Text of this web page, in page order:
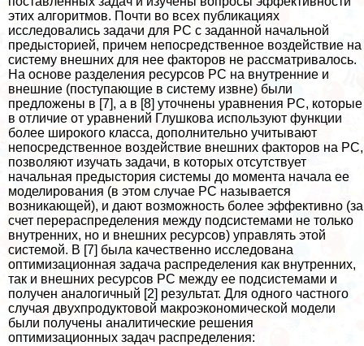
этих алгоритмов. Почти во всех публикациях
исследовались задачи для РС с заданной начальной
предысторией, причем непосредственное воздействие на
систему внешних для нее факторов не рассматривалось.
На основе разделения ресурсов РС на внутренние и
внешние (поступающие в систему извне) были
предложены в [7], а в [8] уточнены уравнения РС, которые
в отличие от уравнений Глушкова используют функции
более широкого класса, дополнительно учитывают
непосредственное воздействие внешних факторов на РС,
позволяют изучать задачи, в которых отсутствует
начальная предыстория системы до момента начала ее
моделирования (в этом случае РС называется
возникающей), и дают возможность более эффективно (за
счет перераспределения между подсистемами не только
внутренних, но и внешних ресурсов) управлять этой
системой. В [7] была качественно исследована
оптимизационная задача распределения как внутренних,
так и внешних ресурсов РС между ее подсистемами и
получен аналогичный [2] результат. Для одного частного
случая двухпродуктовой макроэкономической модели
были получены аналитические решения
оптимизационных задач распределения: